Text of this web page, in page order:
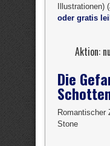
Illustrationen)
oder gratis
Aktion:
Die
Romantischer
Stone